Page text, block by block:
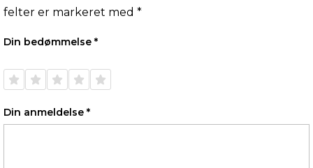
felter er markeret med *
Din bedømmelse *
Din anmeldelse *